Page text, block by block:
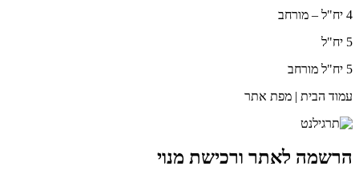
4 יח"ל – מורחב
5 יח"ל
5 יח"ל מורחב
עמוד הבית | מפת אתר
הרשמה לאתר ורכישת מנוי